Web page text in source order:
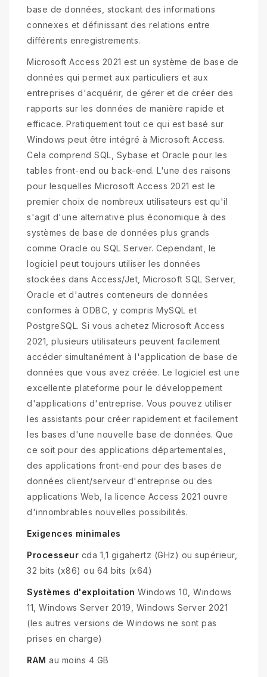
base de données, stockant des informations
connexes et définissant des relations entre
différents enregistrements.
Microsoft Access 2021 est un système de base de
données qui permet aux particuliers et aux
entreprises d'acquérir, de gérer et de créer des
rapports sur les données de manière rapide et
efficace. Pratiquement tout ce qui est basé sur
Windows peut être intégré à Microsoft Access.
Cela comprend SQL, Sybase et Oracle pour les
tables front-end ou back-end. L'une des raisons
pour lesquelles Microsoft Access 2021 est le
premier choix de nombreux utilisateurs est qu'il
s'agit d'une alternative plus économique à des
systèmes de base de données plus grands
comme Oracle ou SQL Server. Cependant, le
logiciel peut toujours utiliser les données
stockées dans Access/Jet, Microsoft SQL Server,
Oracle et d'autres conteneurs de données
conformes à ODBC, y compris MySQL et
PostgreSQL. Si vous achetez Microsoft Access
2021, plusieurs utilisateurs peuvent facilement
accéder simultanément à l'application de base de
données que vous avez créée. Le logiciel est une
excellente plateforme pour le développement
d'applications d'entreprise. Vous pouvez utiliser
les assistants pour créer rapidement et facilement
les bases d'une nouvelle base de données. Que
ce soit pour des applications départementales,
des applications front-end pour des bases de
données client/serveur d'entreprise ou des
applications Web, la licence Access 2021 ouvre
d'innombrables nouvelles possibilités.
Exigences minimales
Processeur cda 1,1 gigahertz (GHz) ou supérieur,
32 bits (x86) ou 64 bits (x64)
Systèmes d'exploitation Windows 10, Windows
11, Windows Server 2019, Windows Server 2021
(les autres versions de Windows ne sont pas
prises en charge)
RAM au moins 4 GB